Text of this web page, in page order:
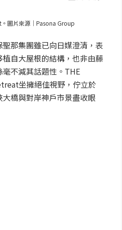
。圖片來源｜Pasona Group
那集團雖已向日媒澄清，表
自大屋根的結構，也非由藤
不減其話題性。THE
坐擁絕佳視野，佇立於
橋與對岸神戶市景盡收眼